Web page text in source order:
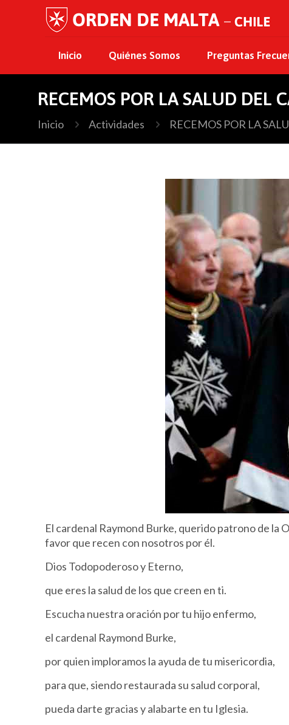
Inicio Quiénes Somos Preguntas
RECEMOS POR LA SALUD DEL
Inicio Actividades RECEMOS POR LA
El cardenal Raymond Burke, querido patrono de
favor que recen con nosotros por él.
Dios Todopoderoso y Eterno,
que eres la salud de los que creen en ti.
Escucha nuestra oración por tu hijo enfermo,
el cardenal Raymond Burke,
por quien imploramos la ayuda de tu misericordia,
para que, siendo restaurada su salud corporal,
pueda darte gracias y alabarte en tu Iglesia.